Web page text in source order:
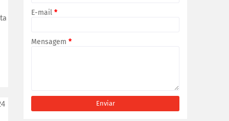
E-mail *
Mensagem *